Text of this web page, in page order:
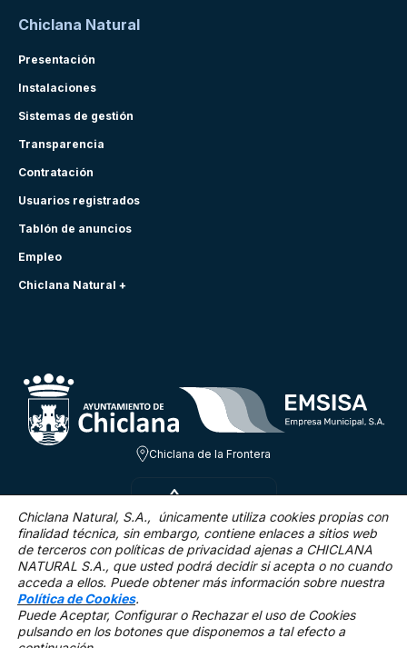
Chiclana Natural
Presentación
Instalaciones
Sistemas de gestión
Transparencia
Contratación
Usuarios registrados
Tablón de anuncios
Empleo
Chiclana Natural +
Chiclana de la Frontera
JUE 6 AGO
29.3ºC
16.2 Km/h 0 %
Chiclana Natural, S.A., únicamente utiliza cookies propias con
finalidad técnica, sin embargo, contiene enlaces a sitios web
de terceros con políticas de privacidad ajenas a CHICLANA
NATURAL S.A., que usted podrá decidir si acepta o no cuando
acceda a ellos. Puede obtener más información sobre nuestra
Política de Cookies.
Puede Aceptar, Configurar o Rechazar el uso de Cookies
pulsando en los botones que disponemos a tal efecto a